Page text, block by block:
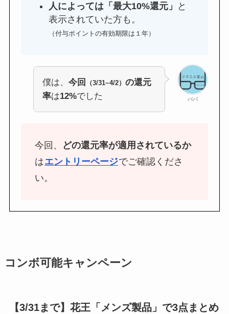
人によっては「最大10%還元」
と
表示されていた方も。
（付与ポイントの有効期限は１年）
パパ
僕は、今回 （3/31~4/2）の還元
率は12%でした
今回、
どの還元率が適用されているか
はエントリーページでご確認くださ
い。
コンボ可能キャンペーン
【3/31まで】花王「メンズ製品」で3点まとめ